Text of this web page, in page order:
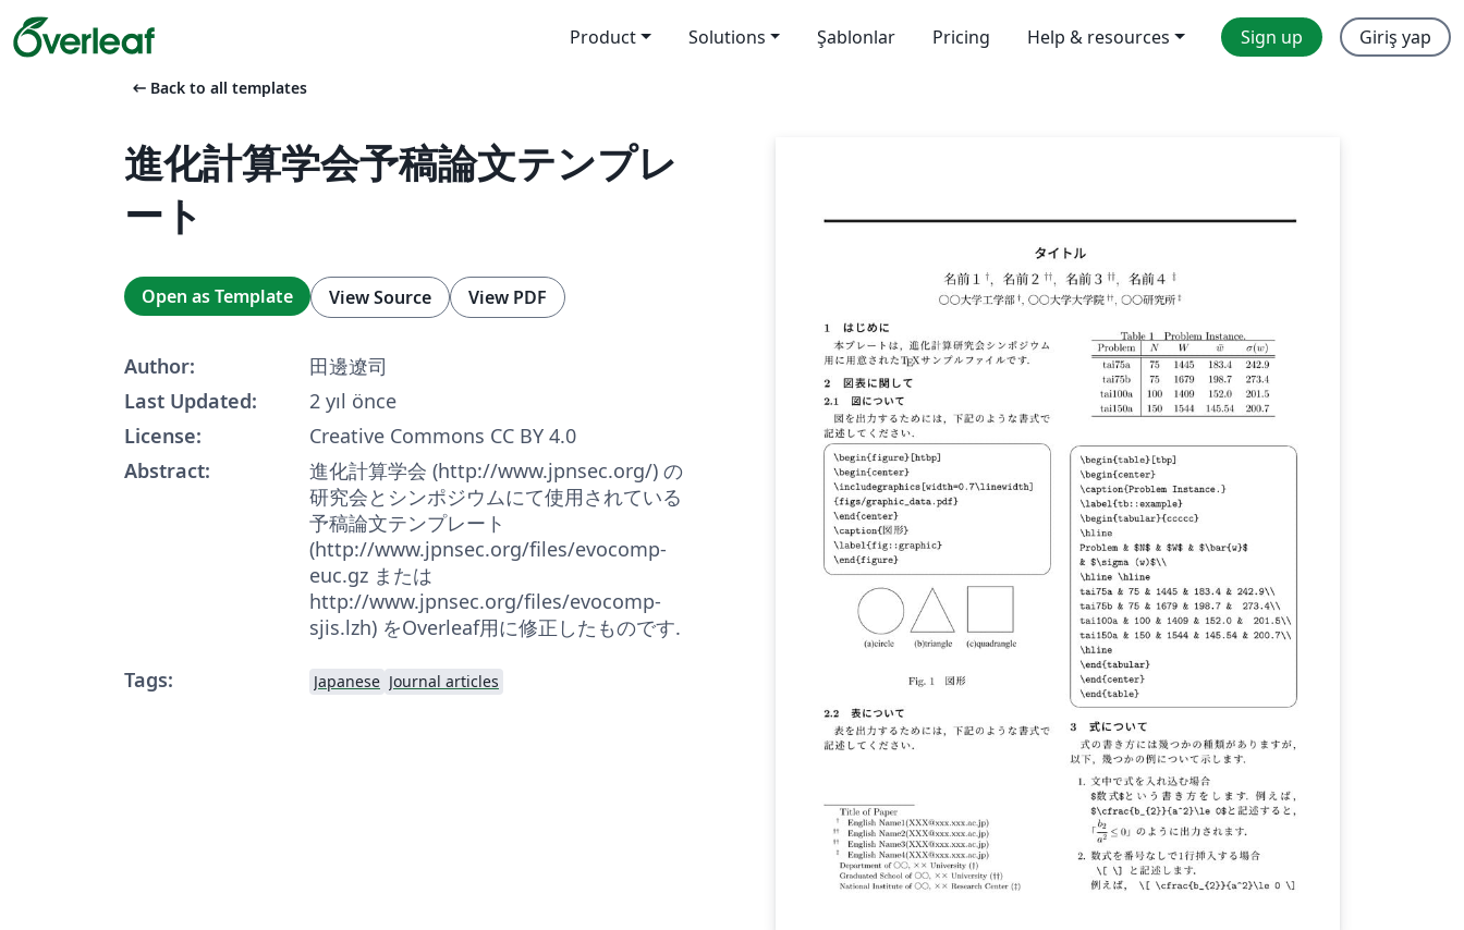
Product Solutions Şablonlar Pricing Help & resources Sign up Giriş yap
arrow_left_alt Back to all templates
進化計算学会予稿論文テンプレ
ート
Open as Template View Source View PDF
Author:
田邊遼司
Last Updated:
2 yıl önce
License:
Creative Commons CC BY 4.0
Abstract:
進化計算学会 (http://www.jpnsec.org/) の
研究会とシンポジウムにて使用されている
予稿論文テンプレート
(http://www.jpnsec.org/files/evocomp-
euc.gz または
http://www.jpnsec.org/files/evocomp-
sjis.lzh) をOverleaf用に修正したものです.
Tags:
Japanese Journal articles